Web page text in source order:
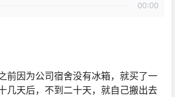
00:00
前因为公司宿舍没有冰箱，就买了一
几天后，不到二十天，就自己搬出去